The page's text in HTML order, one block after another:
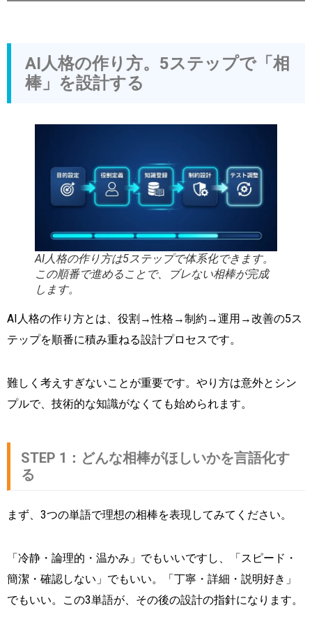
AI人格の作り方。5ステップで「相
棒」を設計する
AI人格の作り方は5ステップで体系化できます。
この順番で進めることで、ブレない相棒が完成
します。
AI人格の作り方とは、役割→性格→制約→運用→改善の5ス
テップを順番に積み重ねる設計プロセスです。
難しく考えすぎないことが重要です。やり方は意外とシン
プルで、技術的な知識がなくても始められます。
STEP 1：どんな相棒がほしいかを言語化す
る
まず、3つの単語で理想の相棒を表現してみてください。
「冷静・論理的・温かみ」でもいいですし、「スピード・
簡潔・確認しない」でもいい。「丁寧・詳細・説明好き」
でもいい。この3単語が、その後の設計の指針になります。